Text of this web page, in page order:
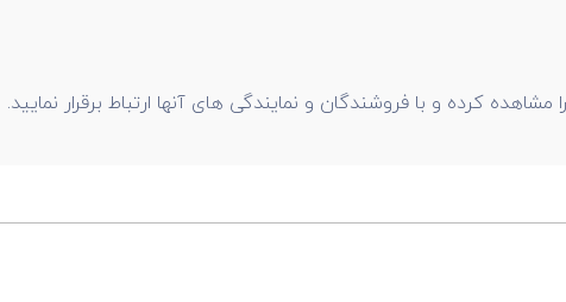
کرده و با فروشندگان و نمایندگی های آنها ارتباط برقرار نمایید.